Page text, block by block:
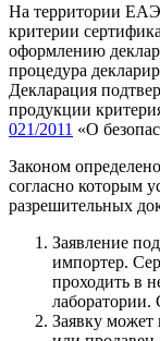
На территории
критерии
оформлению
процедура
Декларация
продукции
021/2011 «О
Законом
согласно которым
разрешительных
Заявление
импортер.
проходить в
Заявку может